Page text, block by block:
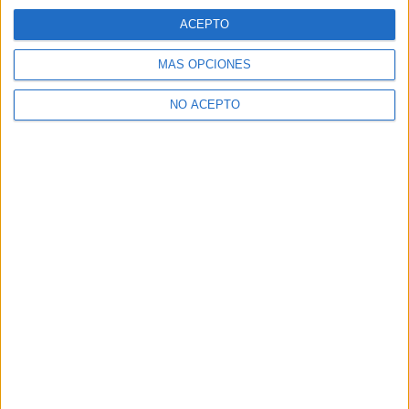
MÁS OPCIONES
NO ACEPTO
ACEPTO
A 327 miembros les interesa esta carrera